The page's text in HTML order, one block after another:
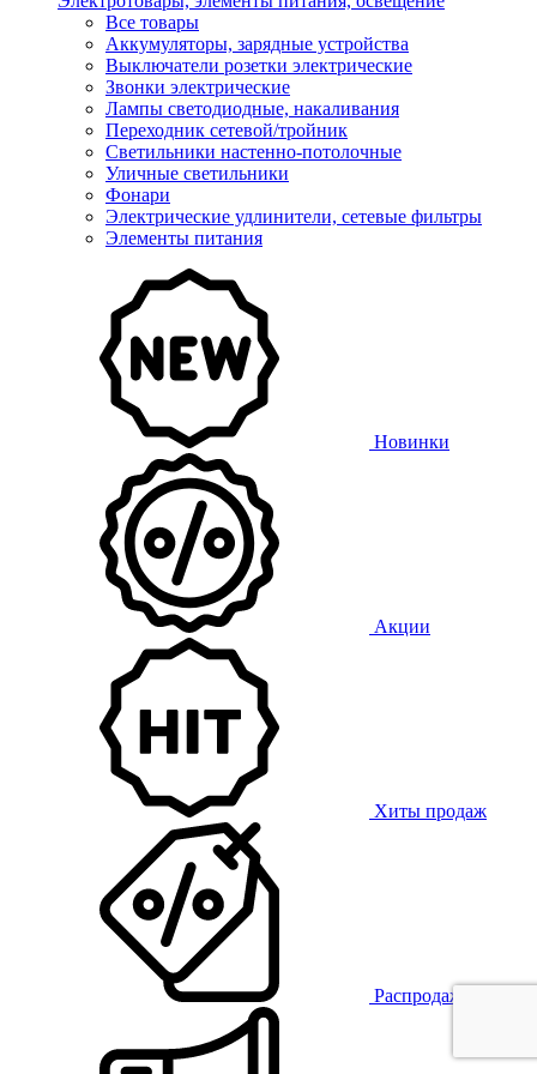
Все товары
Аккумуляторы, зарядные устройства
Выключатели розетки электрические
Звонки электрические
Лампы светодиодные, накаливания
Переходник сетевой/тройник
Светильники настенно-потолочные
Уличные светильники
Фонари
Электрические удлинители, сетевые фильтры
Элементы питания
Новинки
Акции
Хиты продаж
Распродажа